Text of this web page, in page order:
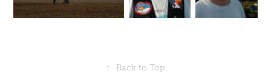
↑ Back to Top